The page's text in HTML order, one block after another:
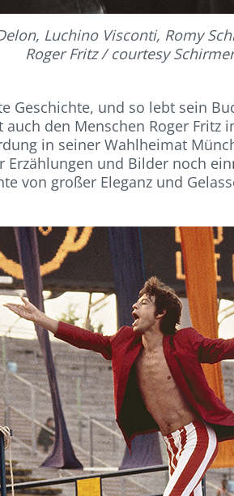
Luchino Visconti, Romy
Roger Fritz / courtesy
Geschichte, und so lebt sein
den Menschen Roger Fritz
in seiner Wahlheimat
und Bilder noch
von großer Eleganz und